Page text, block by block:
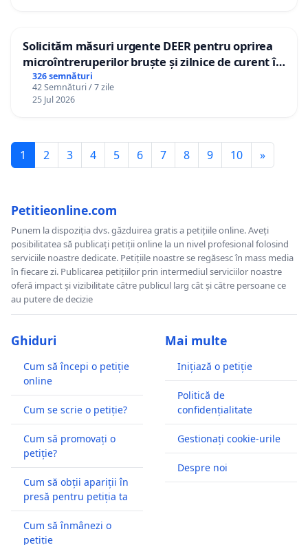
Solicităm măsuri urgente DEER pentru oprirea
microîntreruperilor bruște și zilnice de curent în
Sâncraiu de Mureș și Nazna
326 semnături
42 Semnături / 7 zile
25 Jul 2026
1 2 3 4 5 6 7 8 9 10 »
Petitieonline.com
Punem la dispoziția dvs. găzduirea gratis a petițiile online. Aveți
posibilitatea să publicați petiții online la un nivel profesional folosind
serviciile noastre dedicate. Petițiile noastre se regăsesc în mass media
în fiecare zi. Publicarea petițiilor prin intermediul serviciilor noastre
oferă impact și vizibilitate către publicul larg cât și către persoane ce
au putere de decizie
Ghiduri
Cum să începi o petiție
online
Cum se scrie o petiție?
Cum să promovați o
petiție?
Cum să obții apariții în
presă pentru petiția ta
Cum să înmânezi o
petiție
Mai multe
Inițiază o petiție
Politică de
confidențialitate
Gestionați cookie-urile
Despre noi